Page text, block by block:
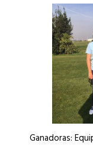
Ganadoras: